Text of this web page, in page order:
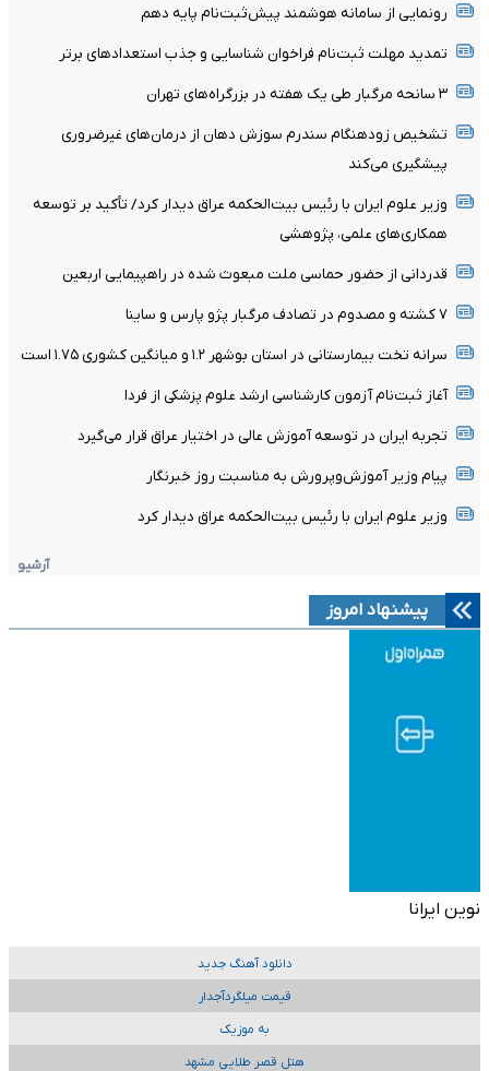
رونمایی از سامانه هوشمند پیش‌ثبت‌نام پایه دهم
تمدید مهلت ثبت‌نام فراخوان شناسایی و جذب استعدادهای برتر
۳ سانحه مرگبار طی یک هفته در بزرگراه‌های تهران
تشخیص زودهنگام سندرم سوزش دهان از درمان‌های غیرضروری
پیشگیری می‌کند
وزیر علوم ایران با رئیس بیت‌الحکمه عراق دیدار کرد/ تأکید بر توسعه
همکاری‌های علمی، پژوهشی
قدردانی از حضور حماسی ملت مبعوث شده در راهپیمایی اربعین
۷ کشته و مصدوم در تصادف مرگبار پژو پارس و ساینا
سرانه تخت بیمارستانی در استان بوشهر ۱.۲ و میانگین کشوری ۱.۷۵ است
آغاز ثبت‌نام‌ آزمون کارشناسی ارشد علوم پزشکی از فردا
تجربه ایران در توسعه آموزش عالی در اختیار عراق قرار می‌گیرد
پیام وزیر آموزش‌وپرورش به مناسبت روز خبرنگار
وزیر علوم ایران با رئیس بیت‌الحکمه عراق دیدار کرد
آرشیو
پیشنهاد امروز
نوین ایرانا
دانلود آهنگ جدید
قیمت میلگردآجدار
به موزیک
هتل قصر طلایی مشهد